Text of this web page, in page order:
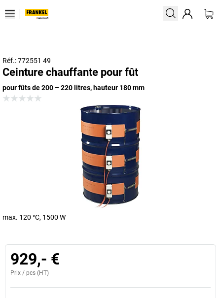
Réf.: 772551 49
Ceinture chauffante pour fût
pour fûts de 200 – 220 litres, hauteur 180 mm
max. 120 °C, 1500 W
929,- €
Prix / pcs (HT)